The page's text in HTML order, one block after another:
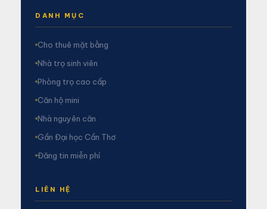
DANH MỤC
Cho thuê mặt bằng
Nhà trọ sinh viên
Phòng trọ cao cấp
Căn hộ mini
Nhà nguyên căn
Gần Đại học Cần Thơ
Đăng tin miễn phí
LIÊN HỆ